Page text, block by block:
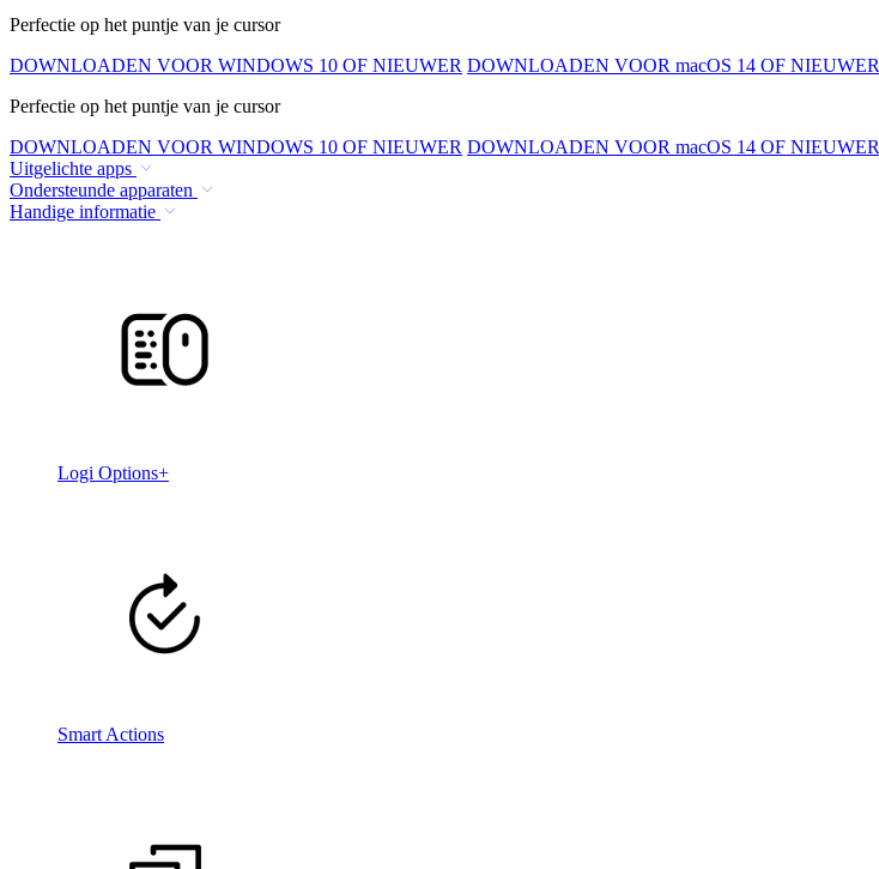
Perfectie op het puntje van je cursor
DOWNLOADEN VOOR WINDOWS 10 OF NIEUWER DOWNLOADEN VOOR macOS 14 OF NIEUWER
Perfectie op het puntje van je cursor
DOWNLOADEN VOOR WINDOWS 10 OF NIEUWER DOWNLOADEN VOOR macOS 14 OF NIEUWER
Uitgelichte apps
Ondersteunde apparaten
Handige informatie
Logi Options+
Smart Actions